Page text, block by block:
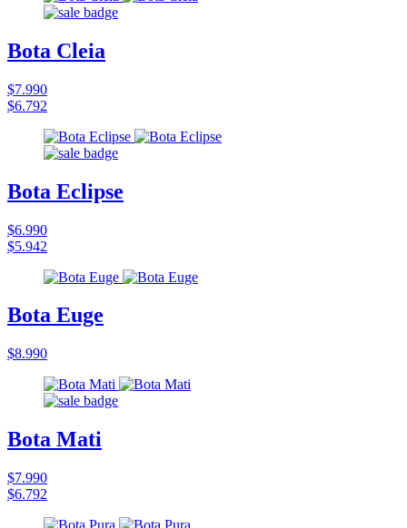
Bota Cleia
$7.990
$6.792
Bota Eclipse
$6.990
$5.942
Bota Euge
$8.990
Bota Mati
$7.990
$6.792